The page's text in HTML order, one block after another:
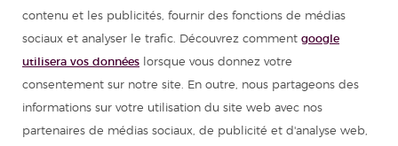
Cours d'espagnol
Colonies de vacances en Espagne
Ressources pour apprendre l'espagnol
contenu et les publicités, fournir des fonctions de médias
sociaux et analyser le trafic. Découvrez comment google
utilisera vos données lorsque vous donnez votre
consentement sur notre site. En outre, nous partageons des
informations sur votre utilisation du site web avec nos
partenaires de médias sociaux, de publicité et d'analyse web,